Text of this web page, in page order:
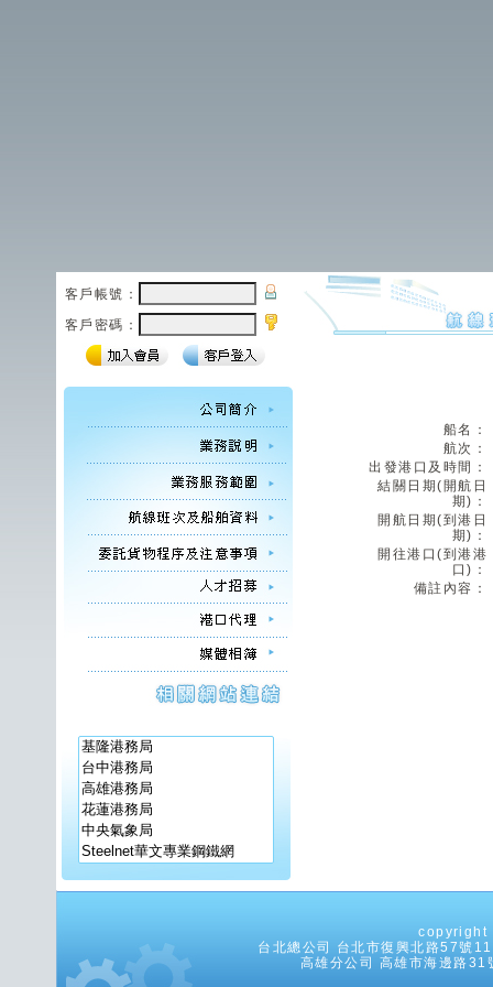
客戶帳號：
客戶密碼：
船名：
航次：
出發港口及時間：
結關日期(開航日
期)：
開航日期(到港日
期)：
開往港口(到港港
口)：
備註內容：
copyright
台北總公司 台北市復興北路57
高雄分公司 高雄市海邊路